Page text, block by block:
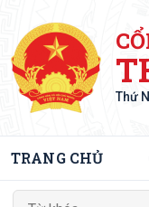
Thứ
TRANG CHỦ